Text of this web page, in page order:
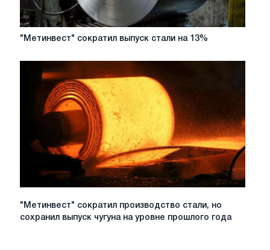
"Метинвест"
стали
"Метинвест" сократил выпуск стали на 13%
"Метинвест"
"Метинвест" сократил производство стали, но
сохранил выпуск чугуна на уровне прошлого года